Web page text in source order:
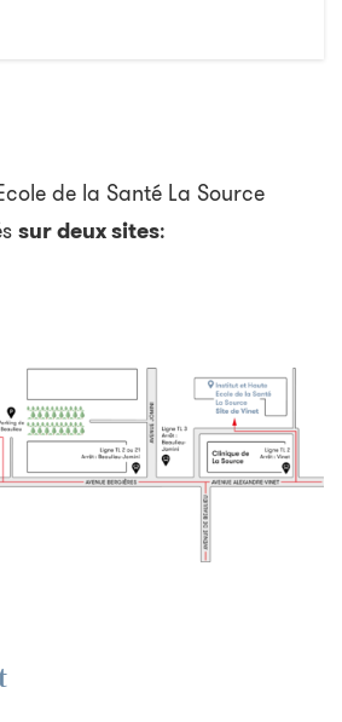
de la Santé La Source
sur deux sites: